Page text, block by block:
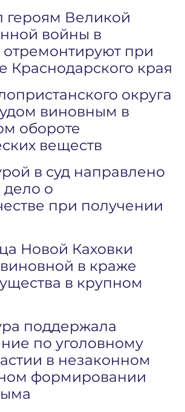
Великой
войны в
отремонтируют при
Краснодарского края
округа
виновным в
обороте
веществ
в суд направлено
дело о
при получении
Новой Каховки
в краже
в крупном
поддержала
по уголовному
в незаконном
формировании